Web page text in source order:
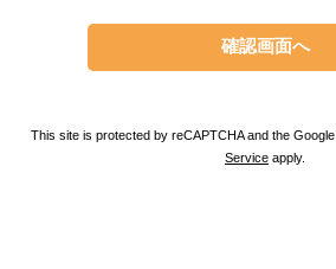
This site is protected by reCAPTCHA and the Google
Service apply.